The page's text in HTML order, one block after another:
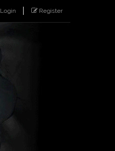
Login Register